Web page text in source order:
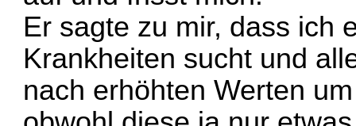
Er sagte zu mir, dass ich
Krankheiten sucht und
nach erhöhten Werten